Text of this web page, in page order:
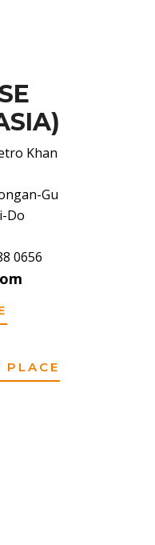
Khan
Gu
Do
0656
PLACE